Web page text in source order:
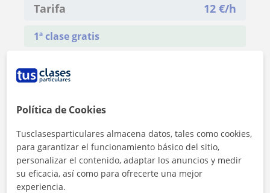
Tarifa 12 €/h
1ª clase gratis
Política de Cookies
Tusclasesparticulares almacena datos, tales como cookies,
para garantizar el funcionamiento básico del sitio,
personalizar el contenido, adaptar los anuncios y medir
su eficacia, así como para ofrecerte una mejor
experiencia.